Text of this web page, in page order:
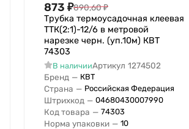
873 ₽890,60₽
Трубка термоусадочная клеевая
ТТК(2:1)-12/6 в метровой
нарезке черн. (уп.10м) КВТ
74303
В наличииАртикул 1274502
Бренд — КВТ
Страна — Российская Федерация
Штрихкод — 04680430007990
Код товара — 74303
Норма упаковки — 10